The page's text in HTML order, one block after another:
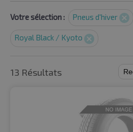
Votre sélection : Pneus d'hiver
Royal Black / Kyoto
13 Résultats